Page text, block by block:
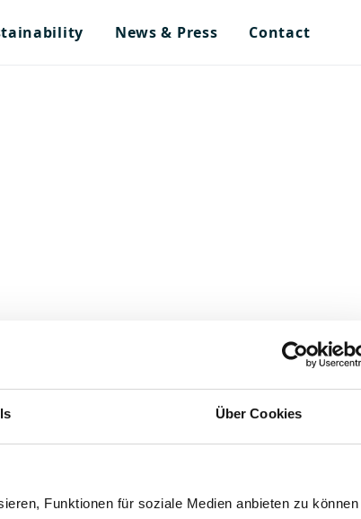
Über Cookies
Funktionen für soziale Medien anbieten zu können
News & Press Contact